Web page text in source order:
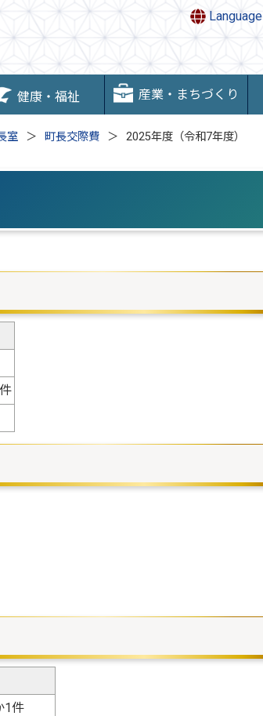
Language
健康・福祉 産業・まちづくり
室 町長交際費 2025年度（令和7年度）
1件